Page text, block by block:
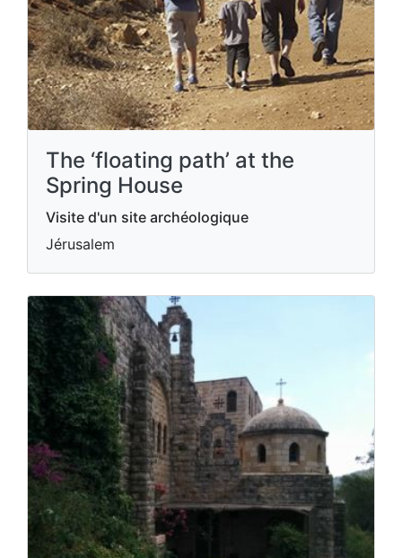
The ‘floating path’ at the
Spring House
Visite d'un site archéologique
Jérusalem